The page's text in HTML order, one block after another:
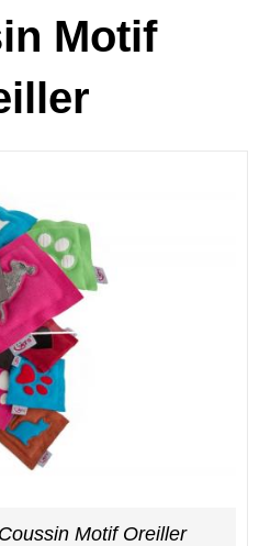
Motif
Motif Oreiller